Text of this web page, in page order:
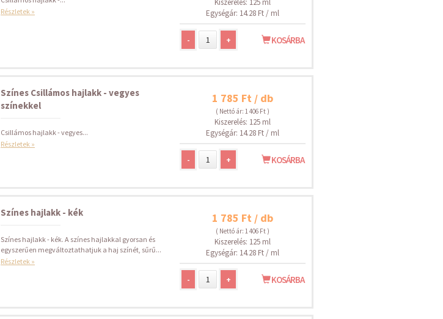
Részletek »
Kiszerelés: 125 ml
Egységár: 14.28 Ft / ml
- + KOSÁRBA
Színes Csillámos hajlakk - vegyes
színekkel
Csillámos hajlakk - vegyes...
Részletek »
1 785 Ft / db
( Nettó ár: 1 406 Ft )
Kiszerelés: 125 ml
Egységár: 14.28 Ft / ml
- + KOSÁRBA
Színes hajlakk - kék
Színes hajlakk - kék. A színes hajlakkal gyorsan és
egyszerűen megváltoztathatjuk a haj színét, sűrű...
Részletek »
1 785 Ft / db
( Nettó ár: 1 406 Ft )
Kiszerelés: 125 ml
Egységár: 14.28 Ft / ml
- + KOSÁRBA